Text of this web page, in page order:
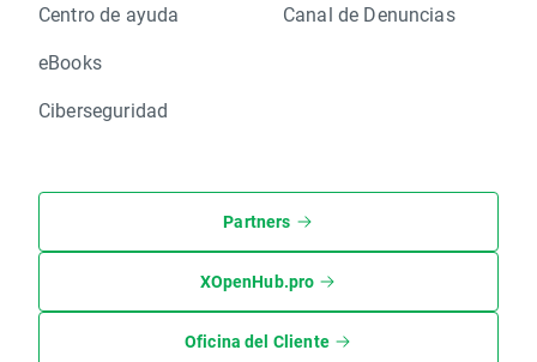
Centro de ayuda
eBooks
Ciberseguridad
Canal de Denuncias
Partners
XOpenHub.pro
Oficina del Cliente